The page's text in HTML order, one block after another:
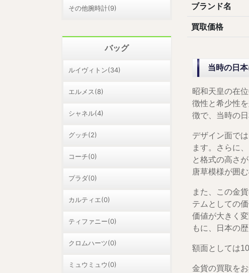
ブランド名
買取価格
当時の日
昭和天皇の在
徴性と希少性
徴で、当時の
デザイン面で
ます。さらに
と格式の高さ
唐草模様が囲
また、この金
テムとしての
価値が大きく
もに、日本の
額面としては
金貨の買取を
その他腕時計(9)
バッグ
ルイヴィトン(34)
エルメス(8)
シャネル(4)
グッチ(2)
コーチ(0)
プラダ(0)
カルティエ(0)
ティファニー(0)
クロムハーツ(0)
ミュウミュウ(0)